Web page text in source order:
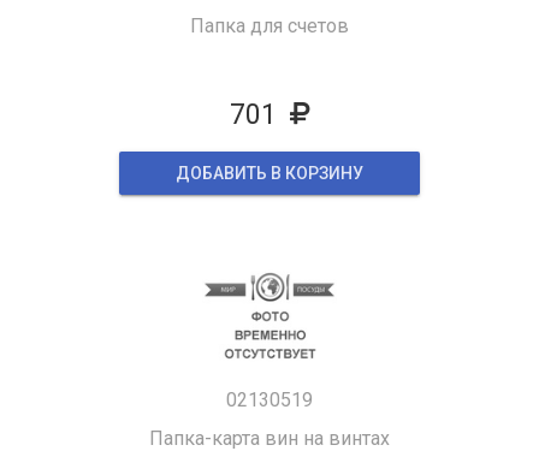
Папка для счетов
701
ДОБАВИТЬ В КОРЗИНУ
02130519
Папка-карта вин на винтах